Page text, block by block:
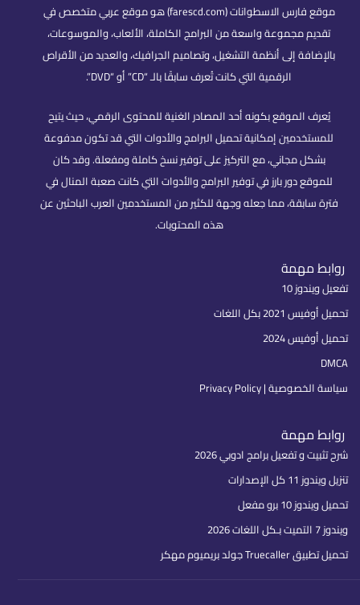
موقع فارس الاسطوانات (farescd.com) هو موقع عربي متخصص في
تقديم مجموعة واسعة من البرامج الكاملة، الألعاب، والموسوعات،
بالإضافة إلى أنظمة التشغيل، وتصاميم الجرافيك، والعديد من الأقراص
الرقمية التي كانت تُعرف سابقًا بالـ “CD” أو “DVD”.
يُعرف الموقع بكونه أحد المصادر الغنية للمحتوى الرقمي، حيث يتيح
للمستخدمين إمكانية تحميل البرامج والأدوات التي قد تكون مدفوعة
بشكل مجاني، مع التركيز على توفير نسخ كاملة ومفعلة. وقد كان
للموقع دور بارز في توفير البرامج والأدوات التي كانت صعبة المنال في
فترة سابقة، مما جعله وجهة للكثير من المستخدمين العرب الباحثين عن
هذه المحتويات.
روابط مهمة
تفعيل ويندوز 10
تحميل أوفيس 2021 بكل اللغات
تحميل أوفيس 2024
DMCA
سياسة الخصوصية | Privacy Policy
روابط مهمة
شرح تثبيت و تفعيل برامج ادوبي 2026
تنزيل ويندوز 11 كل الإصدارات
تحميل ويندوز 10 برو مفعل
ويندوز 7 التميت بـكل اللغات 2026
تحميل تطبيق Truecaller جولد بريميوم مهكر